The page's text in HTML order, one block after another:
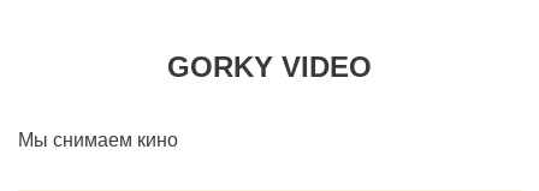
GORKY VIDEO
Мы снимаем кино